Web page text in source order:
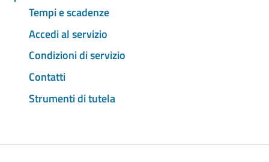
Tempi e scadenze
Accedi al servizio
Condizioni di servizio
Contatti
Strumenti di tutela